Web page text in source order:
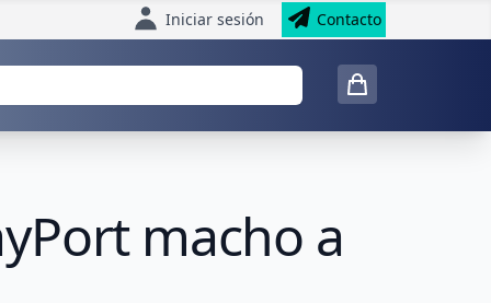
Iniciar sesión Contacto
macho a